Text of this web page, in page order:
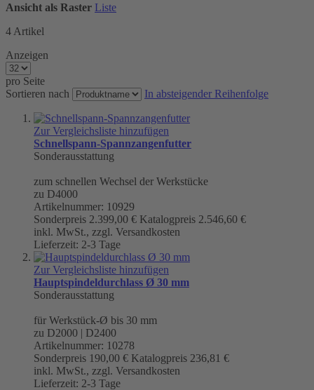
Ansicht als Raster Liste
4 Artikel
Anzeigen
pro Seite
Sortieren nach
In absteigender Reihenfolge
Zur Vergleichsliste hinzufügen
Schnellspann-Spannzangenfutter
Sonderausstattung
zum schnellen Wechsel der Werkstücke
zu D4000
Artikelnummer: 10929
Sonderpreis 2.399,00 € Katalogpreis 2.546,60 €
inkl. MwSt., zzgl. Versandkosten
Lieferzeit: 2-3 Tage
Zur Vergleichsliste hinzufügen
Hauptspindeldurchlass Ø 30 mm
Sonderausstattung
für Werkstück-Ø bis 30 mm
zu D2000 | D2400
Artikelnummer: 10278
Sonderpreis 190,00 € Katalogpreis 236,81 €
inkl. MwSt., zzgl. Versandkosten
Lieferzeit: 2-3 Tage